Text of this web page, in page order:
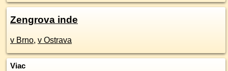
Zengrova inde
v Brno, v Ostrava
Viac